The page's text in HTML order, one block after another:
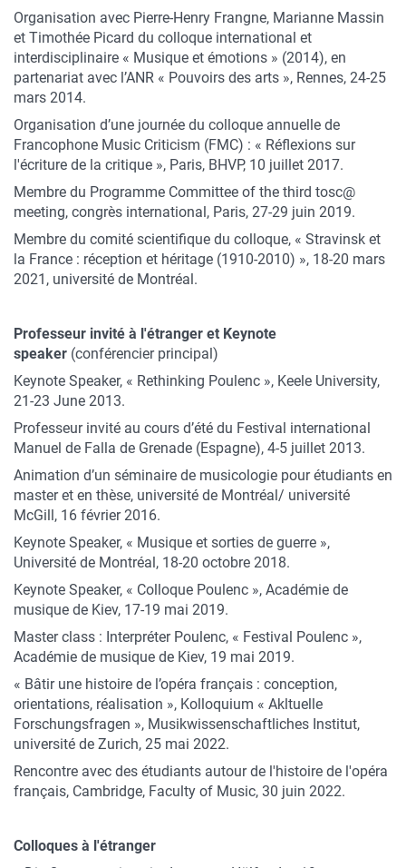
Organisation avec Pierre-Henry Frangne, Marianne Massin
et Timothée Picard du colloque international et
interdisciplinaire « Musique et émotions » (2014), en
partenariat avec l’ANR « Pouvoirs des arts », Rennes, 24-25
mars 2014.
Organisation d’une journée du colloque annuelle de
Francophone Music Criticism (FMC) : « Réflexions sur
l'écriture de la critique », Paris, BHVP, 10 juillet 2017.
Membre du Programme Committee of the third tosc@
meeting, congrès international, Paris, 27-29 juin 2019.
Membre du comité scientifique du colloque, « Stravinsk et
la France : réception et héritage (1910-2010) », 18-20 mars
2021, université de Montréal.
Professeur invité à l'étranger et Keynote
speaker (conférencier principal)
Keynote Speaker, « Rethinking Poulenc », Keele University,
21-23 June 2013.
Professeur invité au cours d’été du Festival international
Manuel de Falla de Grenade (Espagne), 4-5 juillet 2013.
Animation d’un séminaire de musicologie pour étudiants en
master et en thèse, université de Montréal/ université
McGill, 16 février 2016.
Keynote Speaker, « Musique et sorties de guerre »,
Université de Montréal, 18-20 octobre 2018.
Keynote Speaker, « Colloque Poulenc », Académie de
musique de Kiev, 17-19 mai 2019.
Master class : Interpréter Poulenc, « Festival Poulenc »,
Académie de musique de Kiev, 19 mai 2019.
« Bâtir une histoire de l’opéra français : conception,
orientations, réalisation », Kolloquium « Akltuelle
Forschungsfragen », Musikwissenschaftliches Institut,
université de Zurich, 25 mai 2022.
Rencontre avec des étudiants autour de l'histoire de l'opéra
français, Cambridge, Faculty of Music, 30 juin 2022.
Colloques à l'étranger